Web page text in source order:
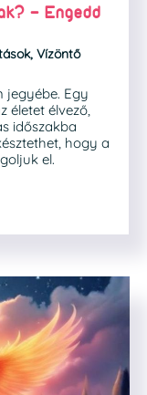
– Engedd
, Vízöntő
jegyébe. Egy
életet élvező,
időszakba
hogy a
el.